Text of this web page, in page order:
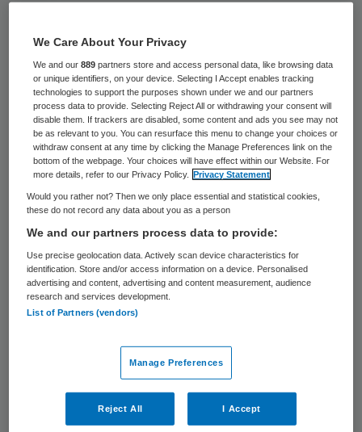
miljoen euro extra aan zorgkosten.
Dat blijkt uitonderzoek van
onderzoeksinstituut NIVELin opdracht van
Stichting Lezen & Schrijven. NIVEL
onderzocht welke gezondheidsuitkomsten
specifiek slechter zijn bij laaggeletterden.
Mensen die moeite hebben met lezen en
schrijven voelen zich, zowel lichamelijk als
geestelijk, vaker minder gezond dan niet-
laaggeletterden. Ook hebben zij een grotere
kans eerder te sterven, maken ze meer
gebruik van huisartsenzorg en
ziekenhuiszorg en minder gebruik van
preventieve zorg en nazorg. Daarnaast
hebben laaggeletterden met een
chronische ziekte meer moeite met
We Care About Your Privacy
We and our889 partners store and access personal data, like browsing data
or unique identifiers, on your device. Selecting I Accept enables tracking
technologies to support the purposes shown under we and our partners
process data to provide. Selecting Reject All or withdrawing your consent will
disable them. If trackers are disabled, some content and ads you see may not
be as relevant to you. You can resurface this menu to change your choices or
withdraw consent at any time by clicking the Manage Preferences link on the
bottom of the webpage. Your choices will have effect within our Website. For
more details, refer to our Privacy Policy.
Privacy Statement
Would you rather not? Then we only place essential and statistical cookies,
these do not record any data about you as a person
We and our partners process data to provide:
Use precise geolocation data. Actively scan device characteristics for
identification. Store and/or access information on a device. Personalised
advertising and content, advertising and content measurement, audience
research and services development.
List of Partners (vendors)
Manage Preferences
Reject All I Accept